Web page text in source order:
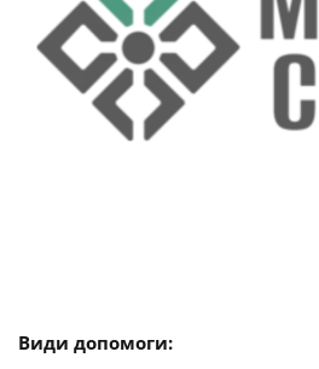
Види допомоги: